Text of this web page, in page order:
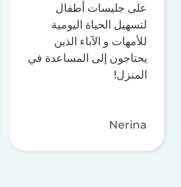
على جليسات أطفال
لتسهيل الحياة اليومية
للأمهات و الآباء الذين
يحتاجون إلى المساعدة في
المنزل!
Nerina